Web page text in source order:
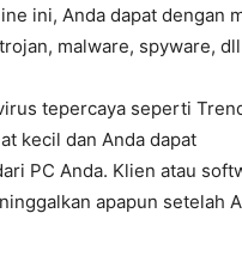
ini, Anda dapat dengan
malware, spyware,
tepercaya seperti
kecil dan Anda dapat
PC Anda. Klien atau
apapun setelah